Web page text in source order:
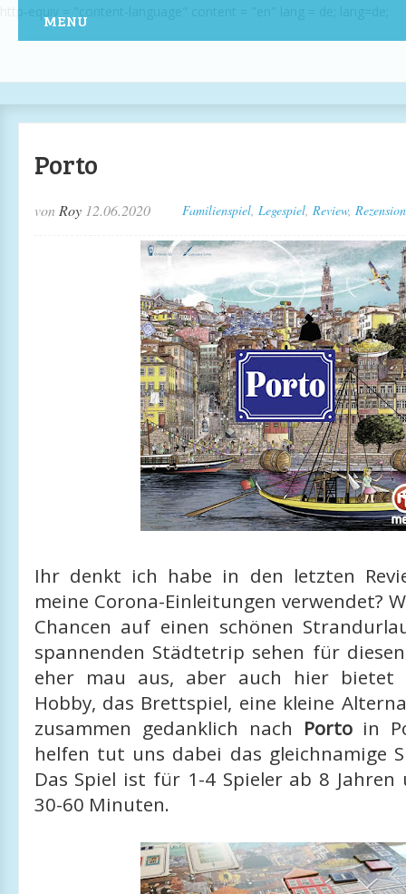
MENU
Porto
von Roy 12.06.2020 Familienspiel, Legespiel, Review, Rezension
Ihr denkt ich habe in den letzten
meine Corona-Einleitungen verwendet?
Chancen auf einen schönen
spannenden Städtetrip sehen für
eher mau aus, aber auch hier bietet
Hobby, das Brettspiel, eine kleine
zusammen gedanklich nach Portoin
helfen tut uns dabei das gleichnamige
Das Spiel ist für 1-4 Spieler ab 8
30-60 Minuten.